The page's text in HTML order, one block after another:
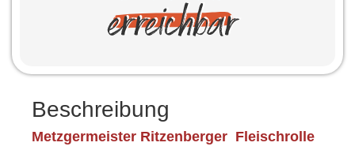
Beschreibung
Metzgermeister Ritzenberger Fleischrolle